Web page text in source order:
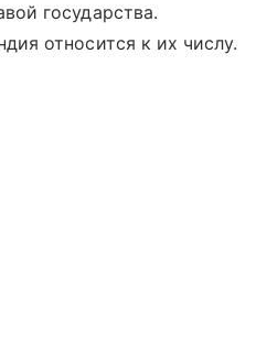
государства.
относится к их числу.